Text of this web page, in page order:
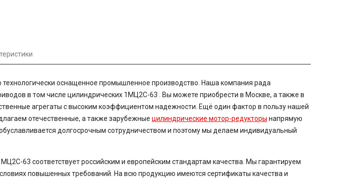
технологически оснащенное промышленное производство. Наша компания рада
в том числе цилиндрических 1МЦ2С-63 . Вы можете приобрести в Москве, а также в
агрегаты с высоким коэффициентом надежности. Ещё один фактор в пользу нашей
отечественные, а также зарубежные цилиндрические мотор-редукторы напрямую
долгосрочным сотрудничеством и поэтому мы делаем индивидуальный
63 соответствует российским и европейским стандартам качества. Мы гарантируем
повышенных требований. На всю продукцию имеются сертификаты качества и